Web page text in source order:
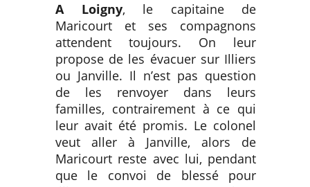
A Loigny, le capitaine de
Maricourt et ses compagnons
attendent toujours. On leur
propose de les évacuer sur Illiers
ou Janville. Il n’est pas question
de les renvoyer dans leurs
familles, contrairement à ce qui
leur avait été promis. Le colonel
veut aller à Janville, alors de
Maricourt reste avec lui, pendant
que le convoi de blessé pour